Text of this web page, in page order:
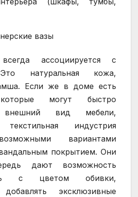
ассоциируется с
натуральная кожа,
Если же в доме есть
могут быстро
внешний вид мебели,
текстильная индустрия
вариантами
покрытием. Они
дают возможность
с цветом обивки,
эксклюзивные